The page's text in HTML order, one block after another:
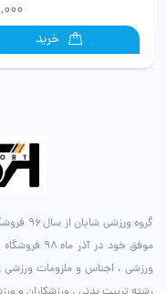
خرید
گروه
موفق خود در
ورزشی ، اجناس و ملزومات ورزشی